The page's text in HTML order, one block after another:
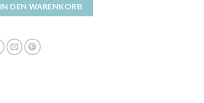
IN DEN WARENKORB